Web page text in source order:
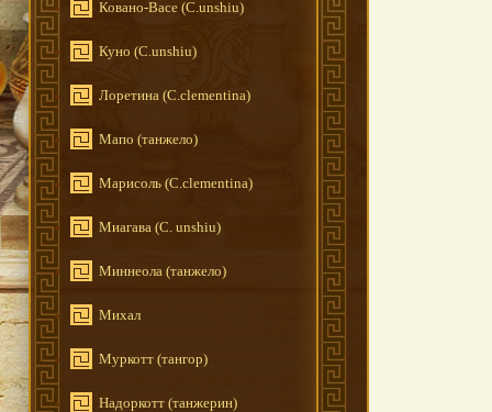
Ковано-Васе (C.unshiu)
Куно (C.unshiu)
Лоретина (C.clementina)
Мапо (танжело)
Марисоль (C.clementina)
Миагава (C. unshiu)
Миннеола (танжело)
Михал
Муркотт (тангор)
Надоркотт (танжерин)